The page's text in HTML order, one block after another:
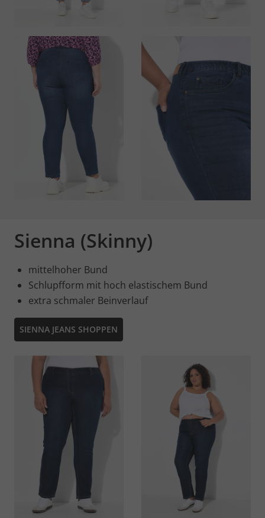
Sienna (Skinny)
mittelhoher Bund
Schlupfform mit hoch elastischem Bund
extra schmaler Beinverlauf
SIENNA JEANS SHOPPEN